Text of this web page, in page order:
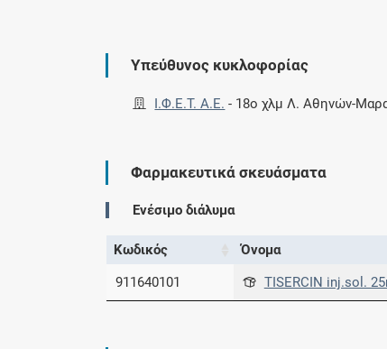
Υπεύθυνος κυκλοφορίας
Ι.Φ.Ε.Τ. A.E. - 18ο χλμ Λ. Αθηνών-
Φαρμακευτικά σκευάσματα
Ενέσιμο διάλυμα
Κωδικός Όνομα
911640101
TISERCIN inj.sol.